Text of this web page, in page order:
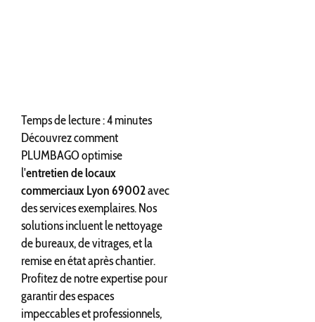
Temps de lecture : 4 minutes
Découvrez comment
PLUMBAGO optimise
l'entretien de locaux
commerciaux Lyon 69002avec
des services exemplaires. Nos
solutions incluent le nettoyage
de bureaux, de vitrages, et la
remise en état après chantier.
Profitez de notre expertise pour
garantir des espaces
impeccables et professionnels,